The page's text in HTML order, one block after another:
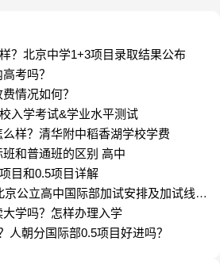
计算机
高数
高数
化学、生物、经济、
计算机
高数、化
学
生物、经济、计算机
高数
化学、生物、经济、
心理、计算机
？北京中学1+3项目录取结果公布
考吗？
情况如何？
入学考试&学业水平测试
样？清华附中稻香湖学校学费
和普通班的区别 高中
目和0.5项目详解
京公立高中国际部加试安排及加试线汇
学吗？怎样办理入学
人朝分国际部0.5项目好进吗？